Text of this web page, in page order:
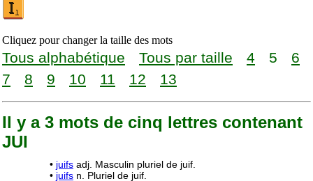
Cliquez pour changer la taille des mots
Tous alphabétique Tous par taille 4 5
6
7
8 9 10 11 12 13
Il y a 3 mots de cinq lettres contenant
JUI
• juifs adj. Masculin pluriel de juif.
• juifs n. Pluriel de juif.